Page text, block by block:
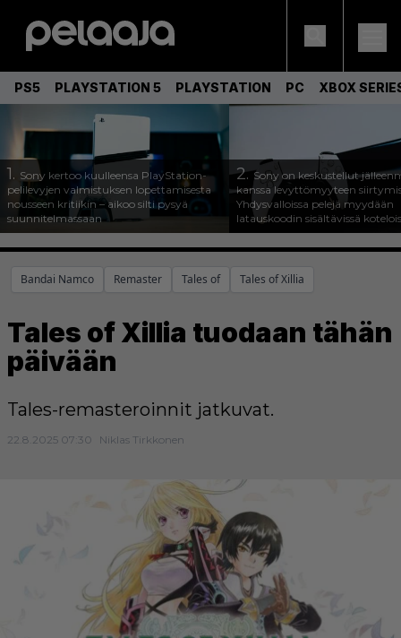
PS5 PLAYSTATION 5 PLAYSTATION PC XBOX
1. Sony kertoo kuulleensa PlayStation-
pelilevyjen valmistuksen lopettamisesta
nousseen kritiikin – aikoo silti pysyä
suunnitelmassaan
2.Sony on keskustellut
kanssa levyttömyyteen
Yhdysvalloissa pelejä myydään
latauskoodin sisältävissä
Bandai Namco Remaster Tales of Tales of Xillia
Tales of Xillia tuodaan tähän
päivään
Tales-remasteroinnit jatkuvat.
22.8.2025 07:30 Niklas Tirkkonen